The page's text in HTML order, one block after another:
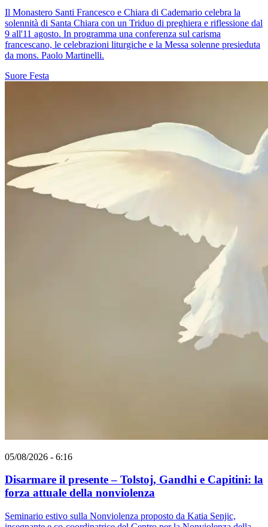
Il Monastero Santi Francesco e Chiara di Cademario celebra la
solennità di Santa Chiara con un Triduo di preghiera e riflessione dal
9 all'11 agosto. In programma una conferenza sul carisma
francescano, le celebrazioni liturgiche e la Messa solenne presieduta
da mons. Paolo Martinelli.
Suore Festa
05/08/2026 - 6:16
Disarmare il presente – Tolstoj, Gandhi e Capitini: la
forza attuale della nonviolenza
Seminario estivo sulla Nonviolenza proposto da Katia Senjic,